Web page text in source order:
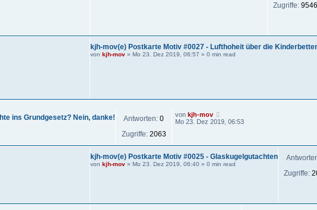
Zugriffe: 9546
kjh-mov(e) Postkarte Motiv #0027 - Lufthoheit über die
von kjh-mov» Mo 23. Dez 2019, 06:57 » 0 min read
ins Grundgesetz? Nein, danke! Antworten: 0
Zugriffe: 2063
von kjh-mov
Mo 23. Dez 2019, 06:53
kjh-mov(e) Postkarte Motiv #0025 - Glaskugelgutachten
von kjh-mov» Mo 23. Dez 2019, 06:40 » 0 min read
Zugriffe: